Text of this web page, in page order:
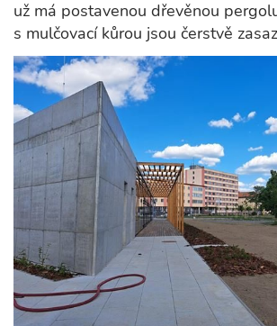
už má postavenou dřevěnou
s mulčovací kůrou jsou čerstvě